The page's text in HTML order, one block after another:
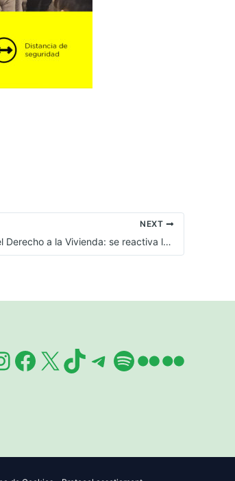
NEXT
Nuevo paso importante por el Derecho a la Vivienda: se reactiva la cuenta atrás para recuperar las medidas antidesahucios anuladas por el Constitucional
Facebook
X TikTok
Telegram
Spotify
FlickrFlickr